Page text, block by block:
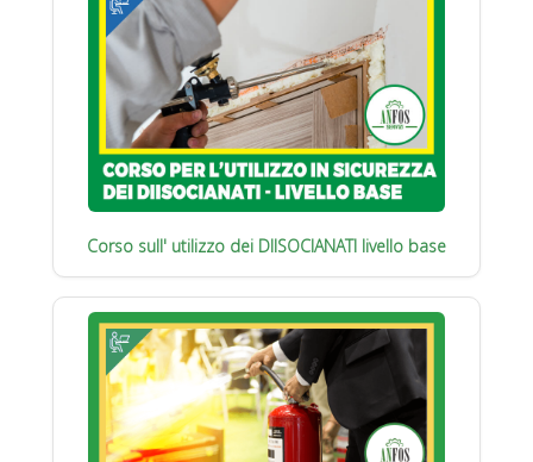
Corso sull' utilizzo dei DIISOCIANATI livello base